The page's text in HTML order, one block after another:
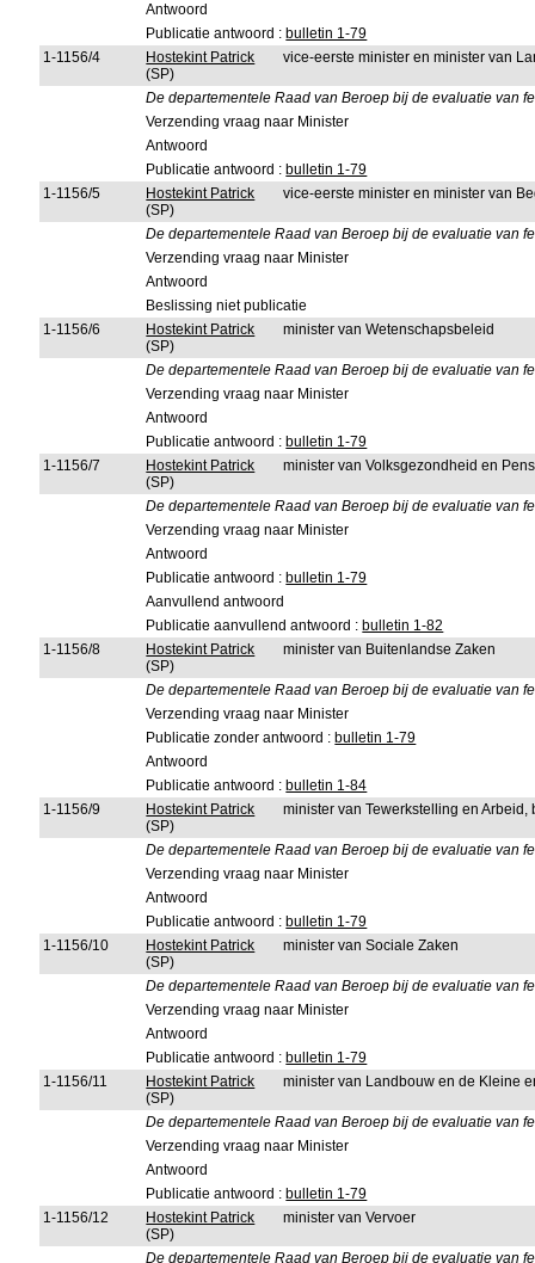
Antwoord
Publicatie antwoord : bulletin 1-79
1-1156/4
Hostekint Patrick
(SP)
vice-eerste minister en minister van
De departementele Raad van Beroep bij de evaluatie van
Verzending vraag naar Minister
Antwoord
Publicatie antwoord : bulletin 1-79
1-1156/5
Hostekint Patrick
(SP)
vice-eerste minister en minister van
De departementele Raad van Beroep bij de evaluatie van
Verzending vraag naar Minister
Antwoord
Beslissing niet publicatie
1-1156/6
Hostekint Patrick
(SP)
minister van Wetenschapsbeleid
De departementele Raad van Beroep bij de evaluatie van
Verzending vraag naar Minister
Antwoord
Publicatie antwoord : bulletin 1-79
1-1156/7
Hostekint Patrick
(SP)
minister van Volksgezondheid en
De departementele Raad van Beroep bij de evaluatie van
Verzending vraag naar Minister
Antwoord
Publicatie antwoord : bulletin 1-79
Aanvullend antwoord
Publicatie aanvullend antwoord : bulletin 1-82
1-1156/8
Hostekint Patrick
(SP)
minister van Buitenlandse Zaken
De departementele Raad van Beroep bij de evaluatie van
Verzending vraag naar Minister
Publicatie zonder antwoord : bulletin 1-79
Antwoord
Publicatie antwoord : bulletin 1-84
1-1156/9
Hostekint Patrick
(SP)
minister van Tewerkstelling en
De departementele Raad van Beroep bij de evaluatie van
Verzending vraag naar Minister
Antwoord
Publicatie antwoord : bulletin 1-79
1-1156/10
Hostekint Patrick
(SP)
minister van Sociale Zaken
De departementele Raad van Beroep bij de evaluatie van
Verzending vraag naar Minister
Antwoord
Publicatie antwoord : bulletin 1-79
1-1156/11
Hostekint Patrick
(SP)
minister van Landbouw en de Kleine
De departementele Raad van Beroep bij de evaluatie van
Verzending vraag naar Minister
Antwoord
Publicatie antwoord : bulletin 1-79
1-1156/12
Hostekint Patrick
(SP)
minister van Vervoer
De departementele Raad van Beroep bij de evaluatie van